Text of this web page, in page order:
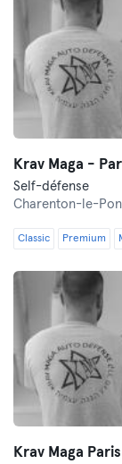
Krav Maga -
Self-défense
Charenton-le-
Classic Premium
Krav Maga